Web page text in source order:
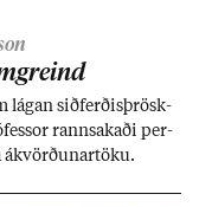
lág­an sið­ferð­is­þrösk­
rann­sak­aði per­
ákvörð­un­ar­töku.